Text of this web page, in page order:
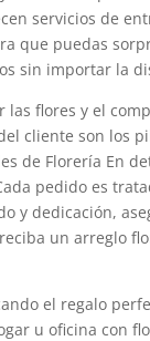
servicios de
que puedas
sin importar la
las flores y el
cliente son los
de Florería En
pedido es
y dedicación,
un arreglo
el regalo
u oficina con